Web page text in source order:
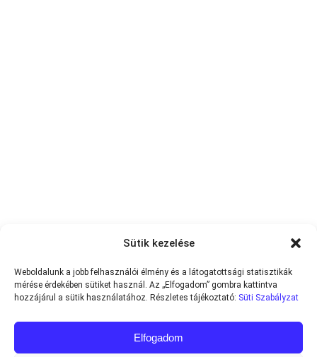
Sütik kezelése
Weboldalunk a jobb felhasználói élmény és a látogatottsági statisztikák
mérése érdekében sütiket használ. Az „Elfogadom” gombra kattintva
hozzájárul a sütik használatához. Részletes tájékoztató: Süti Szabályzat
Elfogadom